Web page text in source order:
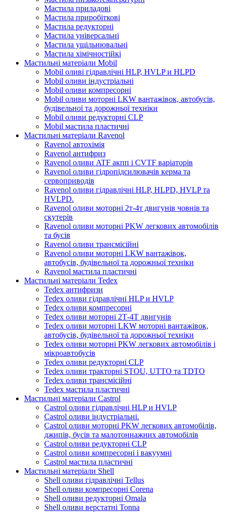
Мастила приладові
Мастила приробіткові
Мастила редукторні
Мастила універсальні
Мастила ущільнювальні
Мастила хімічностійкі
Мастильні матеріали Mobil
Mobil оливі гідравлічні HLP, HVLP и HLPD
Mobil оливи індустріальні
Mobil оливи компресорні
Mobil оливи моторні LKW вантажівок, автобусів,
будівельної та дорожньої техніки
Mobil оливи редукторні CLP
Mobil мастила пластичні
Мастильні матеріали Ravenol
Ravenol автохімія
Ravenol антифриз
Ravenol оливи ATF акпп і CVTF варіаторів
Ravenol оливи гідропідсилювачів керма та
сервоприводів
Ravenol оливи гідравлічні HLP, HLPD, HVLP та
HVLPD.
Ravenol оливи моторні 2т-4т двигунів човнів та
скутерів
Ravenol оливи моторні PKW легкових автомобілів
та бусів
Ravenol оливи трансмісійні
Ravenol оливи моторні LKW вантажівок,
автобусів, будівельної та дорожньої техніки
Ravenol мастила пластичні
Мастильні матеріали Tedex
Tedex антифризи
Tedex оливи гідравлічні HLP и HVLP
Tedex оливи компресорні
Tedex оливи моторні 2Т-4Т двигунів
Tedex оливи моторні LKW моторні вантажівок,
автобусів, будівельної та дорожньої техніки
Tedex оливи моторні PKW легкових автомобілів і
мікроавтобусів
Tedex оливи редукторні CLP
Tedex оливи тракторні STOU, UTTO та TDTO
Tedex оливи трансмісійні
Tedex мастила пластичні
Мастильні матеріали Castrol
Castrol оливи гідравлічні HLP и HVLP
Castrol оливи індустріальні.
Castrol оливи моторні PKW легкових автомобілів,
джипів, бусів та малотоннажних автомобілів
Castrol оливи редукторні CLP
Castrol оливи компресорні і вакуумні
Castrol мастила пластичні
Мастильні матеріали Shell
Shell оливи гідравлічні Tellus
Shell оливи компресорні Corena
Shell оливи редукторні Omala
Shell оливи верстатні Tonna